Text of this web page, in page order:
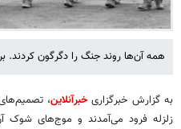
همه آن‌ها روند جنگ را دگرگون کردند.
به گزارش خبرگزاریخبرآنلاین،
زلزله فرود می‌آمدند و موج‌های